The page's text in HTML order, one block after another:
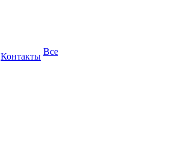
Контакты Все